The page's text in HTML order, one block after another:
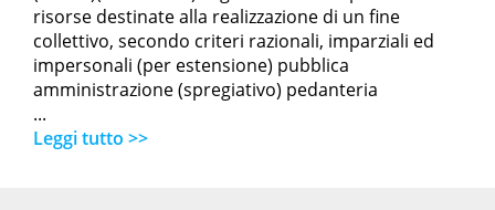
risorse destinate alla realizzazione di un fine
collettivo, secondo criteri razionali, imparziali ed
impersonali (per estensione) pubblica
amministrazione (spregiativo) pedanteria
...
Leggi tutto >>